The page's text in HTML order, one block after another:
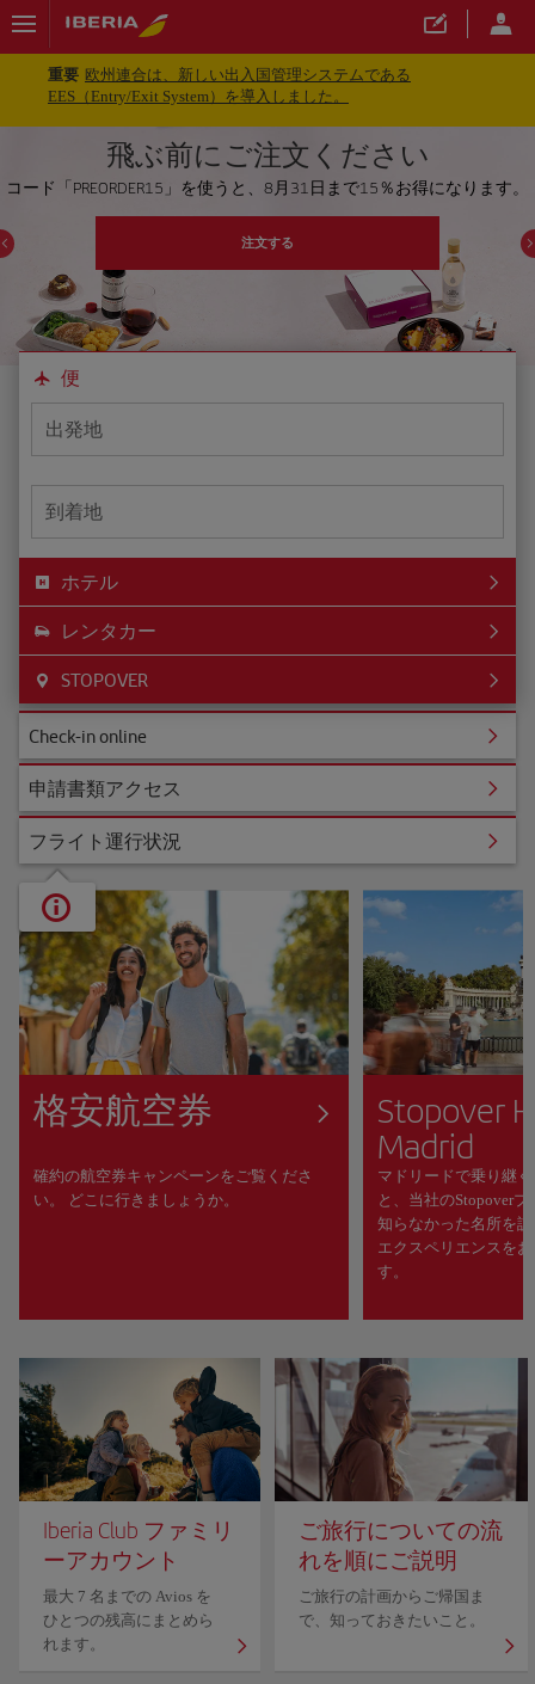
重要 欧州連合は、新しい出入国管理システムである
EES（Entry/Exit System）を導入しました。
飛ぶ前にご注文ください
コード「PREORDER15」を使うと、8月31日まで15％お得になります。
注文する
便
出発地
到着地
ホテル
レンタカー
STOPOVER
Check-in online
申請書類アクセス
セス
フライト運行状況
状況
格安航空券
確約の航空券キャンペーンをご覧くださ
い。 どこに行きましょうか。
Stopover
Madrid
マドリードで乗り継
と、当社のStopover
知らなかった名所を
エクスペリエンスを
す。
Iberia Club ファミリ
ーアカウント
最大 7 名までの Avios を
ひとつの残高にまとめら
れます。
ご旅行についての流
れを順にご説明
ご旅行の計画からご帰国ま
で、知っておきたいこと。